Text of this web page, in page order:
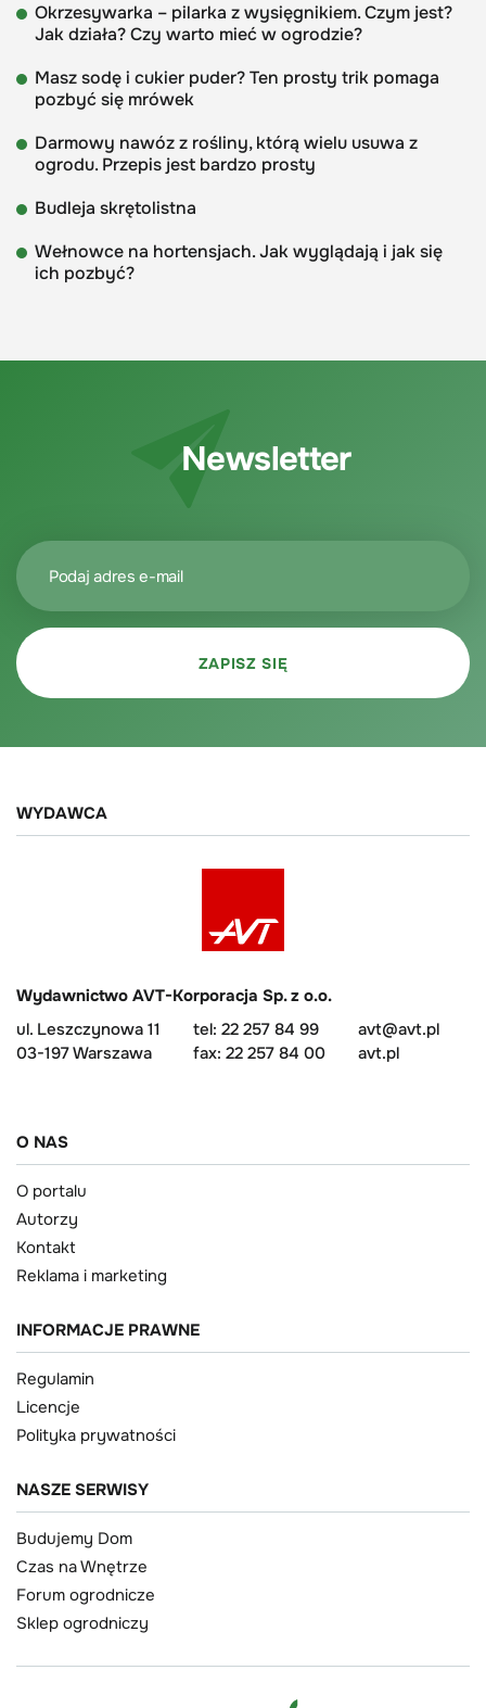
Okrzesywarka – pilarka z wysięgnikiem. Czym jest?
Jak działa? Czy warto mieć w ogrodzie?
Masz sodę i cukier puder? Ten prosty trik pomaga
pozbyć się mrówek
Darmowy nawóz z rośliny, którą wielu usuwa z
ogrodu. Przepis jest bardzo prosty
Budleja skrętolistna
Wełnowce na hortensjach. Jak wyglądają i jak się
ich pozbyć?
Newsletter
WYDAWCA
Wydawnictwo AVT-Korporacja Sp. z o.o.
ul. Leszczynowa 11
03-197 Warszawa
tel: 22 257 84 99
fax: 22 257 84 00
avt@avt.pl
avt.pl
O NAS
O portalu
Autorzy
Kontakt
Reklama i marketing
INFORMACJE PRAWNE
Regulamin
Licencje
Polityka prywatności
NASZE SERWISY
Budujemy Dom
Czas na Wnętrze
Forum ogrodnicze
Sklep ogrodniczy